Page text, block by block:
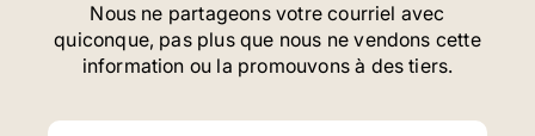
Nous ne partageons votre courriel avec
quiconque, pas plus que nous ne vendons cette
information ou la promouvons à des tiers.